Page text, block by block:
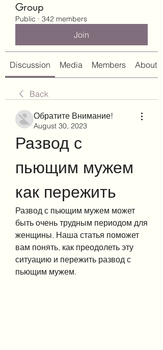
Group
Public · 342 members
Join
Discussion Media Members About
Back
Обратите Внимание!
August 30, 2023
Развод с
пьющим мужем
как пережить
Развод с пьющим мужем может
быть очень трудным периодом для
женщины. Наша статья поможет
вам понять, как преодолеть эту
ситуацию и пережить развод с
пьющим мужем.